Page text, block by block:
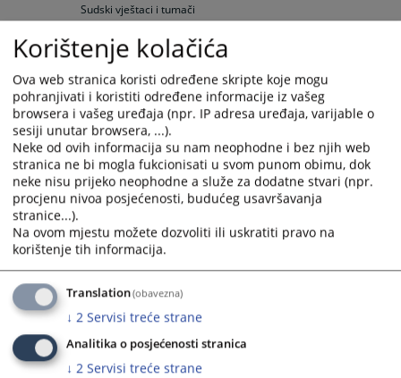
Sudski vještaci i tumači
Raspored suđenja
Raspored suđenja
Elektronska oglasna ploča
Upražnjene pozicije
Opće informacije
Objavljene pozicije
Sudska prodaja
Nekretnine
Vozila
Ostale prodaje
Vaša pitanja
Često postavljana pitanja
Često postavljana pitanja
Specifična pitanja
Odnosi s javnošću
Vijesti
Korištenje kolačića
Ova web stranica koristi određene skripte koje mogu
pohranjivati i koristiti određene informacije iz vašeg
browsera i vašeg uređaja (npr. IP adresa uređaja, varijable o
sesiji unutar browsera, ...).
Neke od ovih informacija su nam neophodne i bez njih web
stranica ne bi mogla fukcionisati u svom punom obimu, dok
neke nisu prijeko neophodne a služe za dodatne stvari (npr.
procjenu nivoa posjećenosti, budućeg usavršavanja
stranice...).
Na ovom mjestu možete dozvoliti ili uskratiti pravo na
korištenje tih informacija.
Translation(obavezna)
↓ 2 Servisi treće strane
Analitika o posjećenosti stranica
↓ 2 Servisi treće strane